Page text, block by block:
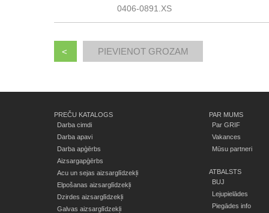
0406-0891.XS
<
PREČU KATALOGS
Darba cimdi
Darba apavi
Darba apģērbs
Aizsargapģērbs
Acu un sejas aizsarglīdzekļi
Elpošanas aizsarglīdzekļi
Dzirdes aizsarglīdzekļi
Galvas aizsarglīdzekļi
PAR MUMS
Par GRIF
Vakances
Mūsu partneri
ATBALSTS
BUJ
Lejupielādes
Piegādes info